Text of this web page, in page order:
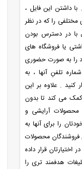
داشتن این فایل ،
مختلفی را که در نظر
با در دسترس بودن
یا فروشگاه های
را به صورت حضوری
تلفنِ آنها ، به
کنید . علاوه بر این
کمک می کند تا بدون
محصولات آرایشی و
را برای آنها به
فروشندگان محصولات
اختیارتان قرار داده
هدفمند تری را